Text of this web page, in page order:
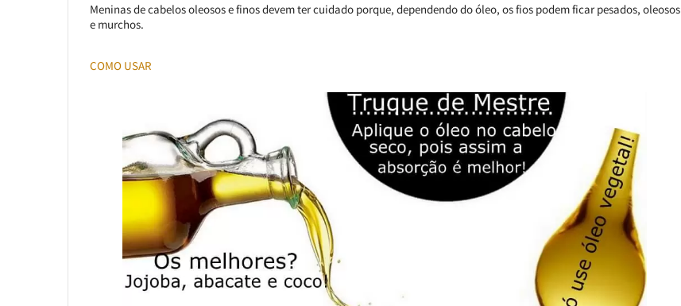
Meninas de cabelos oleosos e finos devem ter cuidado porque, dependendo do óleo, os fios podem ficar pesados, oleosos
e murchos.
COMO USAR